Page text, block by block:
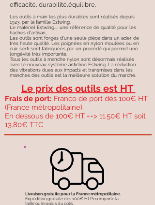
efficacité, durabilité,équilibre.
Les outils à main les plus durables sont réalisés depuis
1923, par la famille Estwing.
Le matériel Estwing.... une référence de qualité pour les
haches d'artisan,
Les outils sont forgés d'une seule pièce dans un acier de
très haute qualité. Les poignées en nylon moulées ou en
cuir serti sont fabriquées par un procédé qui permet une
longévité très importante.
Tous les outils à manche nylon sont désormais réalisés
avec le nouveau système antichoc Estwing. La réduction
des vibrations dues aux impacts et transmises dans les
manches des outils est la meilleure solution du marché.
Le prix des outils est HT
Frais de port: Franco de port dès 100€ HT
(France métropolitaine).
En dessous de 100€ HT ==> 11.50€ HT soit
13.80€ TTC
Livraison gratuite pour la France métropolitaine.
Expédition gratuite dès 100€ Ht Peu importe la
taille ou le poids du colis,